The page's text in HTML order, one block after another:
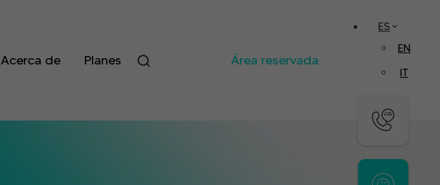
Acerca de Planes Área reservada
ES
EN
IT